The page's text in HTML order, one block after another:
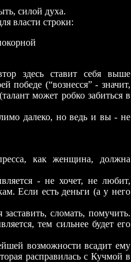
силой духа.
власти строки:
здесь ставит себя выше
победе (“вознесся” - значит,
может робко забиться в
далеко, но ведь и вы - не
как женщина, должна
- не хочет, не любит,
Если есть деньги (а у него
сломать, помучить.
тем сильнее будет его
возможности всадит ему
расправилась с Кучмой в